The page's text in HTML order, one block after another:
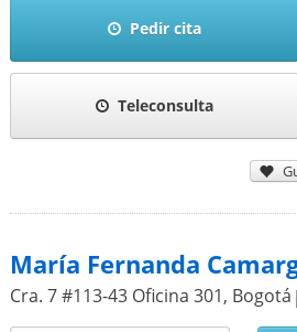
Pedir cita
Teleconsulta
María Fernanda
Cra. 7 #113-43 Oficina 301, Bogotá